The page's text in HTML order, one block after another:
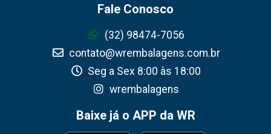
Fale Conosco
(32) 98474-7056
contato@wrembalagens.com.br
Seg a Sex 8:00 às 18:00
wrembalagens
Baixe já o APP da WR